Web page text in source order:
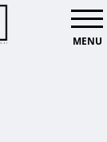
MENU